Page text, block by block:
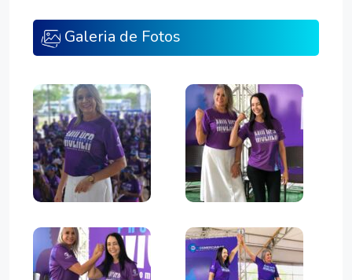
Galeria de Fotos